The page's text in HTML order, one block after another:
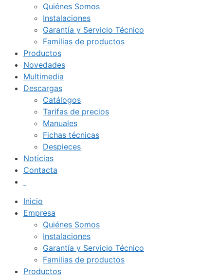
Quiénes Somos
Instalaciones
Garantía y Servicio Técnico
Familias de productos
Productos
Novedades
Multimedia
Descargas
Catálogos
Tarifas de precios
Manuales
Fichas técnicas
Despieces
Noticias
Contacta
Inicio
Empresa
Quiénes Somos
Instalaciones
Garantía y Servicio Técnico
Familias de productos
Productos